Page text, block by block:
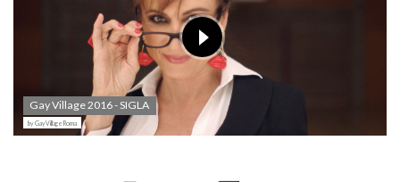
by GayVillageRoma
Gay Village 2016 - SIGLA